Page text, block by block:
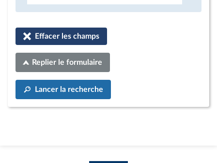
Effacer les champs
Replier le formulaire
Lancer la recherche